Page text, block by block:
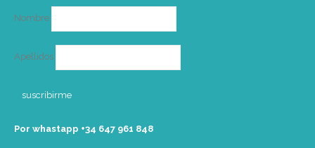
Nombre
Apellidos
Por whastapp +34 ‭647 961 848‬